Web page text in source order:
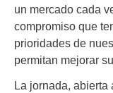
un mercado cada
compromiso que
prioridades de
permitan mejorar
La jornada,